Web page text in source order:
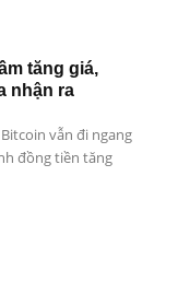
tăng giá,
nhận ra
vẫn đi ngang
đồng tiền tăng